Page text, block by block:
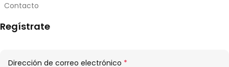
Contacto
Regístrate
Dirección de correo electrónico *